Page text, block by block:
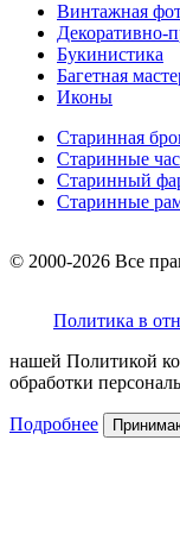
Винтажная
Декоративно-
Букинистика
Багетная
Иконы
Старинная
Старинные
Старинный
Старинные
© 2000-2026 Все
Политика в
нашей Политикой
обработки
Подробнее